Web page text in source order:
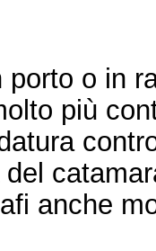
o in
più
anche